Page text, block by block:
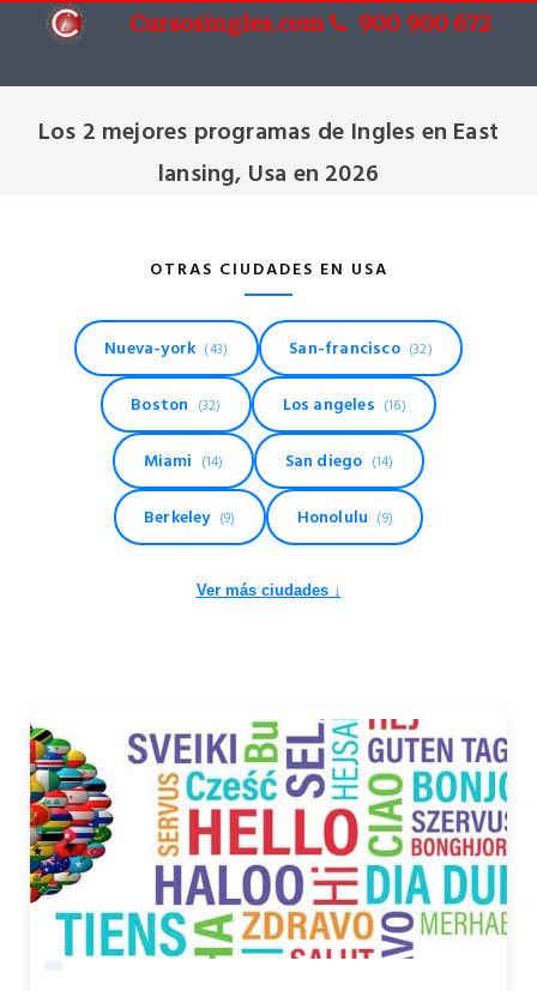
Cursosingles.com 900 900 672
Los 2 mejores programas de Ingles en East
lansing, Usa en 2026
OTRAS CIUDADES EN USA
Nueva-york (43) San-francisco (32)
Boston (32) Los angeles (16)
Miami (14) San diego (14)
Berkeley (9) Honolulu (9)
Ver más ciudades ↓